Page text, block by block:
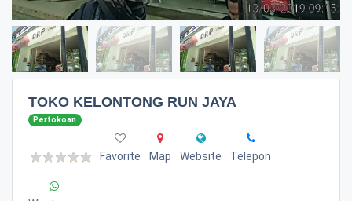
TOKO KELONTONG RUN JAYA
Pertokoan
Favorite Map Website Telepon